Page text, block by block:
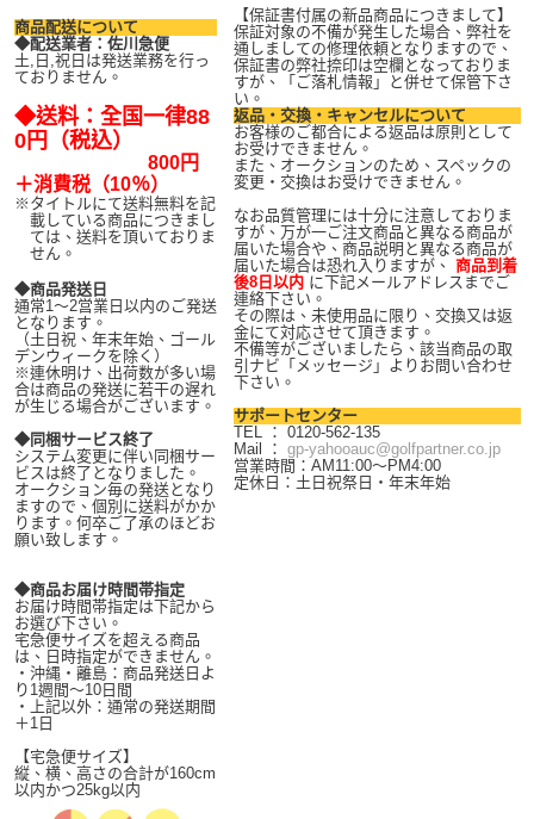
商品配送について
◆配送業者：佐川急便
土,日,祝日は発送業務を行っ
ておりません。
◆送料：全国一律88
0円（税込）
800円
＋消費税（10％）
※ タイトルにて送料無料を記
載している商品につきまし
ては、送料を頂いておりま
せん。
◆商品発送日
通常1～2営業日以内のご発送
となります。
（土日祝、年末年始、ゴール
デンウィークを除く）
※連休明け、出荷数が多い場
合は商品の発送に若干の遅れ
が生じる場合がございます。
◆同梱サービス終了
システム変更に伴い同梱サー
ビスは終了となりました。
オークション毎の発送となり
ますので、個別に送料がかか
ります。何卒ご了承のほどお
願い致します。
◆商品お届け時間帯指定
お届け時間帯指定は下記から
お選び下さい。
宅急便サイズを超える商品
は、日時指定ができません。
・沖縄・離島：商品発送日よ
り1週間～10日間
・上記以外：通常の発送期間
＋1日
【宅急便サイズ】
縦、横、高さの合計が160cm
以内かつ25kg以内
【保証書付属の新品商品につきまして】
保証対象の不備が発生した場合、弊社を
通しましての修理依頼となりますので、
保証書の弊社捺印は空欄となっておりま
すが、「ご落札情報」と併せて保管下さ
い。
返品・交換・キャンセルについて
お客様のご都合による返品は原則として
お受けできません。
また、オークションのため、スペックの
変更・交換はお受けできません。
なお品質管理には十分に注意しておりま
すが、万が一ご注文商品と異なる商品が
届いた場合や、商品説明と異なる商品が
届いた場合は恐れ入りますが、 商品到着
後8日以内 に下記メールアドレスまでご
連絡下さい。
その際は、未使用品に限り、交換又は返
金にて対応させて頂きます。
不備等がございましたら、該当商品の取
引ナビ「メッセージ」よりお問い合わせ
下さい。
サポートセンター
TEL ： 0120-562-135
Mail ： gp-yahooauc@golfpartner.co.jp
営業時間：AM11:00～PM4:00
定休日：土日祝祭日・年末年始